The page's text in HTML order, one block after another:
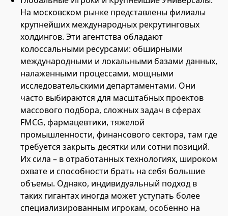
На московском рынке представлены филиалы
крупнейших международных рекрутинговых
холдингов. Эти агентства обладают
колоссальными ресурсами: обширными
международными и локальными базами данных,
налаженными процессами, мощными
исследовательскими департаментами. Они
часто выбираются для масштабных проектов
массового подбора, сложных задач в сферах
FMCG, фармацевтики, тяжелой
промышленности, финансового сектора, там где
требуется закрыть десятки или сотни позиций.
Их сила – в отработанных технологиях, широком
охвате и способности брать на себя большие
объемы. Однако, индивидуальный подход в
таких гигантах иногда может уступать более
специализированным игрокам, особенно на